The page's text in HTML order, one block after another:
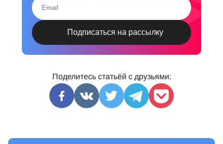
Поделитесь статьёй с друзьями: